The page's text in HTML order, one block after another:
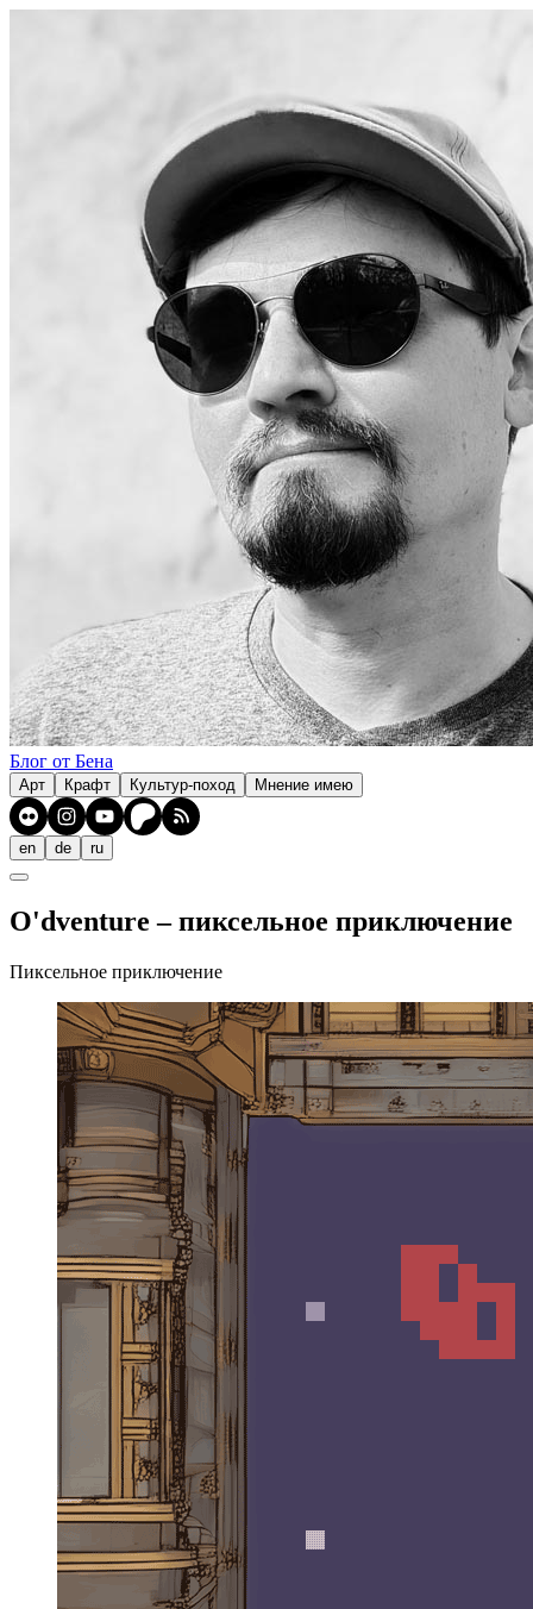
Блог от Бена
Арт Крафт Культур-поход Мнение имею
en de ru
O'dventure – пиксельное приключение
Пиксельное приключение